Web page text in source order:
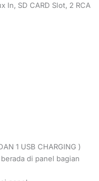
In, SD CARD Slot, 2 RCA
1 USB CHARGING )
di panel bagian